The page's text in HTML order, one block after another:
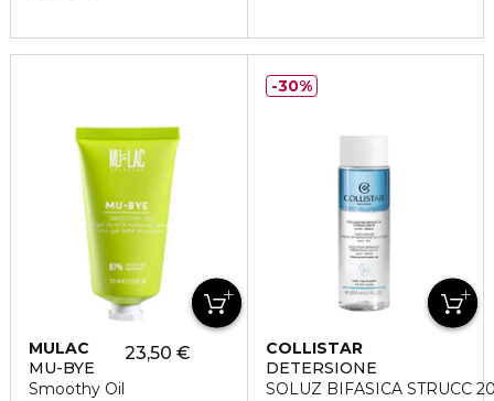
MULAC
MU-BYE
Smoothy Oil
23,50 €
COLLISTAR
DETERSIONE
SOLUZ BIFASICA STRUCC
30%